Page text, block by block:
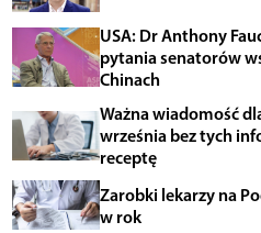
USA: Dr Anthony
pytania senatorów
Chinach
Ważna wiadomość
września bez tych
receptę
Zarobki lekarzy na
w rok